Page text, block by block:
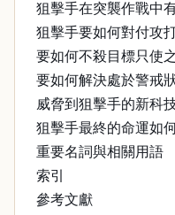
狙擊手在突襲作戰中
狙擊手要如何對付攻
要如何不殺目標只使
要如何解決處於警戒
威脅到狙擊手的新科
狙擊手最終的命運如
重要名詞與相關用語
索引
參考文獻